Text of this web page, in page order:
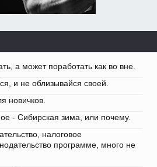
а может поработать как во вне.
и не облизывайся своей.
новичков.
- Сибирская зима, или почему.
налоговое
программе, много не